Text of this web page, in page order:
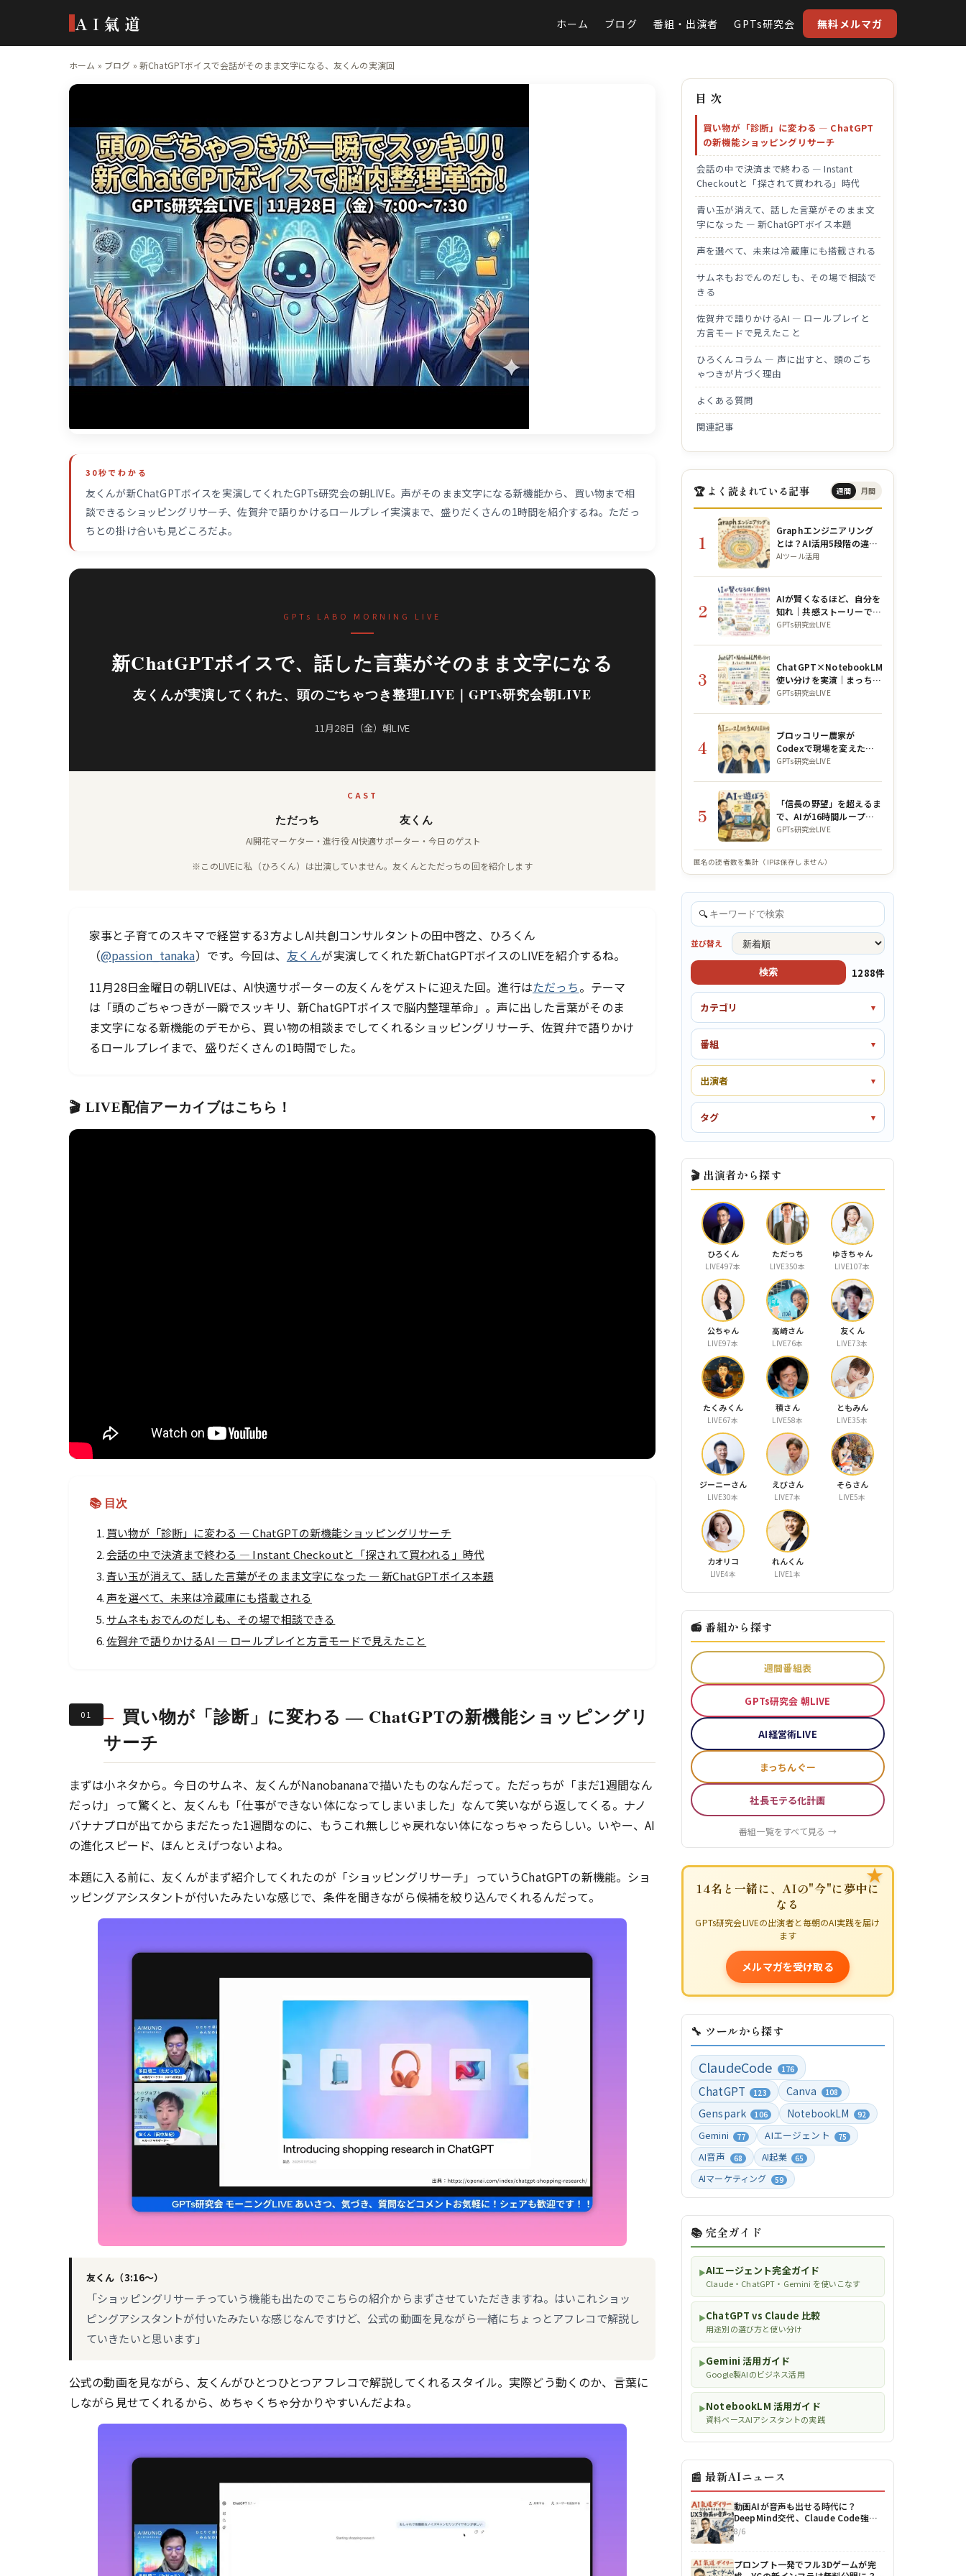
AI氣道 ホーム ブログ 番組・出演者 GPTs研究会 無料メルマガ
ホーム » ブログ » 新ChatGPTボイスで会話がそのまま文字になる、友くんの実演回
30秒でわかる
友くんが新ChatGPTボイスを実演してくれたGPTs研究会の朝LIVE。声がそのまま文字になる新機能から、買い物まで相
談できるショッピングリサーチ、佐賀弁で語りかけるロールプレイ実演まで、盛りだくさんの1時間を紹介するね。ただっ
ちとの掛け合いも見どころだよ。
GPTs LABO MORNING LIVE
新ChatGPTボイスで、話した言葉がそのまま文字になる
友くんが実演してくれた、頭のごちゃつき整理LIVE｜GPTs研究会朝LIVE
11月28日（金）朝LIVE
CAST
ただっち
AI開花マーケター・進行役
友くん
AI快適サポーター・今日のゲスト
※このLIVEに私（ひろくん）は出演していません。友くんとただっちの回を紹介します
家事と子育てのスキマで経営する3方よしAI共創コンサルタントの田中啓之、ひろくん
（@passion_tanaka）です。今回は、 友くんが実演してくれた新ChatGPTボイスのLIVEを紹介するね。
11月28日金曜日の朝LIVEは、AI快適サポーターの友くんをゲストに迎えた回。進行はただっち。テーマ
は「頭のごちゃつきが一瞬でスッキリ、新ChatGPTボイスで脳内整理革命」。声に出した言葉がそのま
ま文字になる新機能のデモから、買い物の相談までしてくれるショッピングリサーチ、佐賀弁で語りかけ
るロールプレイまで、盛りだくさんの1時間でした。
🎬 LIVE配信アーカイブはこちら！
📚 目次
買い物が「診断」に変わる ― ChatGPTの新機能ショッピングリサーチ
会話の中で決済まで終わる ― Instant Checkoutと「探されて買われる」時代
青い玉が消えて、話した言葉がそのまま文字になった ― 新ChatGPTボイス本題
声を選べて、未来は冷蔵庫にも搭載される
サムネもおでんのだしも、その場で相談できる
佐賀弁で語りかけるAI ― ロールプレイと方言モードで見えたこと
01
買い物が「診断」に変わる ― ChatGPTの新機能ショッピングリ
サーチ
まずは小ネタから。今日のサムネ、友くんがNanobananaで描いたものなんだって。ただっちが「まだ1週間なん
だっけ」って驚くと、友くんも「仕事ができない体になってしまいました」なんて笑いながら返してくる。ナノ
バナナプロが出てからまだたった1週間なのに、もうこれ無しじゃ戻れない体になっちゃったらしい。いやー、AI
の進化スピード、ほんとえげつないよね。
本題に入る前に、友くんがまず紹介してくれたのが「ショッピングリサーチ」っていうChatGPTの新機能。ショ
ッピングアシスタントが付いたみたいな感じで、条件を聞きながら候補を絞り込んでくれるんだって。
友くん（3:16〜）
「ショッピングリサーチっていう機能も出たのでこちらの紹介からまずさせていただきますね。はいこれショッ
ピングアシスタントが付いたみたいな感じなんですけど、公式の動画を見ながら一緒にちょっとアフレコで解説し
ていきたいと思います」
公式の動画を見ながら、友くんがひとつひとつアフレコで解説してくれるスタイル。実際どう動くのか、言葉に
しながら見せてくれるから、めちゃくちゃ分かりやすいんだよね。
目 次
買い物が「診断」に変わる ― ChatGPT
の新機能ショッピングリサーチ
会話の中で決済まで終わる ― Instant
Checkoutと「探されて買われる」時代
青い玉が消えて、話した言葉がそのまま文
字になった ― 新ChatGPTボイス本題
声を選べて、未来は冷蔵庫にも搭載される
サムネもおでんのだしも、その場で相談で
きる
佐賀弁で語りかけるAI ― ロールプレイと
方言モードで見えたこと
ひろくんコラム ― 声に出すと、頭のごち
ゃつきが片づく理由
よくある質問
関連記事
🏆 よく読まれている記事 週間 月間
1
Graphエンジニアリング
とは？AI活用5段階の違い
と構造を初心者向けに解説
AIツール活用
2
AIが賢くなるほど、自分を
知れ｜共感ストーリーで魂
を宿すAI活用術【公ちゃん
GPTs研究会LIVE
3
ChatGPT×NotebookLM
使い分けを実演｜まっちん
ぐー朝LIVE
GPTs研究会LIVE
4
ブロッコリー農家が
Codexで現場を変えた話
｜GPTs研究会×WACAコ
GPTs研究会LIVE
5
「信長の野望」を超えるま
で、AIが16時間ループを
回し続けた｜月曜朝の
GPTs研究会LIVE
匿名の読者数を集計（IPは保存しません）
🔍
並び替え
検索 1288件
カテゴリ
番組
出演者
タグ
🎬 出演者から探す
ひろくん
LIVE497本
ただっち
LIVE350本
ゆきちゃん
LIVE107本
公ちゃん
LIVE97本
高崎さん
LIVE76本
友くん
LIVE73本
たくみくん
LIVE67本
積さん
LIVE58本
ともみん
LIVE35本
ジーニーさん
LIVE30本
えびさん
LIVE7本
そらさん
LIVE5本
カオリコ
LIVE4本
れんくん
LIVE1本
📻 番組から探す
週間番組表
GPTs研究会 朝LIVE
AI経営術LIVE
まっちんぐー
社長モテる化計画
番組一覧をすべて見る →
★
14名と一緒に、AIの"今"に夢中に
なる
GPTs研究会LIVEの出演者と毎朝のAI実践を届け
ます
メルマガを受け取る
🔧 ツールから探す
ClaudeCode 176
ChatGPT 123 Canva 108
Genspark 106 NotebookLM 92
Gemini 77 AIエージェント 75
AI音声 68 AI起業 65
AIマーケティング 59
📚 完全ガイド
▶AIエージェント完全ガイド
Claude・ChatGPT・Gemini を使いこなす
▶ChatGPT vs Claude 比較
用途別の選び方と使い分け
▶Gemini 活用ガイド
Google製AIのビジネス活用
▶NotebookLM 活用ガイド
資料ベースAIアシスタントの実践
📰 最新AIニュース
動画AIが音声も出せる時代に？
DeepMind交代、Claude Code強化
【最新AIニュース解説】2026年8月6
日号
8/6
プロンプト一発でフル3Dゲームが完